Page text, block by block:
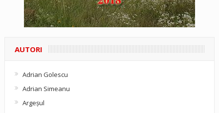
AUTORI
Adrian Golescu
Adrian Simeanu
Argeşul